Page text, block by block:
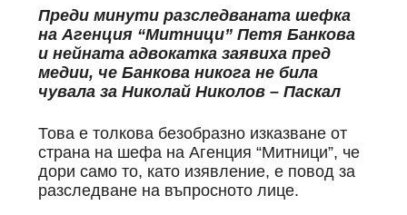
Преди минути разследваната шефка
на Агенция “Митници” Петя Банкова
и нейната адвокатка заявиха пред
медии, че Банкова никога не била
чувала за Николай Николов – Паскал
Това е толкова безобразно изказване от
страна на шефа на Агенция “Митници”, че
дори само то, като изявление, е повод за
разследване на въпросното лице.